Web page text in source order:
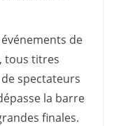
de
tous titres
spectateurs
la barre
finales.